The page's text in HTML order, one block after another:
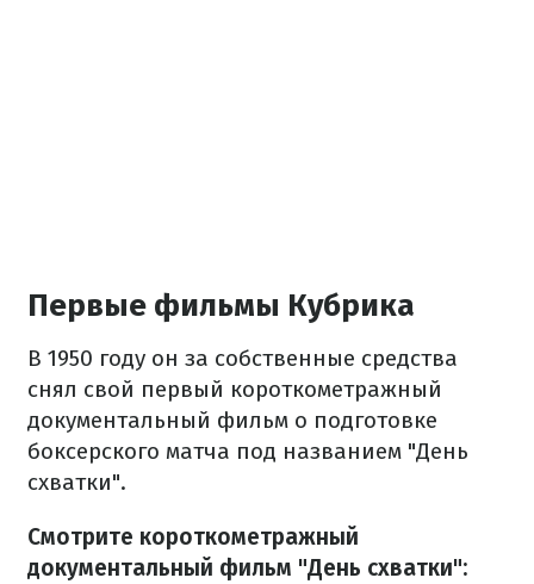
Первые фильмы Кубрика
В 1950 году он за собственные средства
снял свой первый короткометражный
документальный фильм о подготовке
боксерского матча под названием "День
схватки".
Смотрите короткометражный
документальный фильм "День схватки":